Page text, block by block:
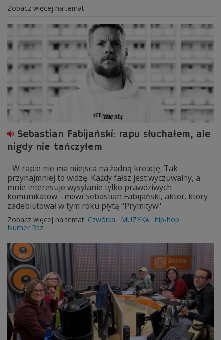
Zobacz więcej na temat:
Sebastian Fabijański: rapu słuchałem, ale
nigdy nie tańczyłem
- W rapie nie ma miejsca na żadną kreację. Tak
przynajmniej to widzę. Każdy fałsz jest wyczuwalny, a
mnie interesuje wysyłanie tylko prawdziwych
komunikatów - mówi Sebastian Fabijański, aktor, który
zadebiutował w tym roku płytą "Prymityw".
Zobacz więcej na temat: Czwórka MUZYKA
hip-hop
Numer Raz